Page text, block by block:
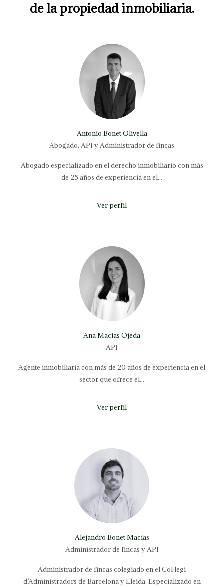
de la propiedad inmobiliaria.
Antonio Bonet Olivella
Abogado, API y Administrador de fincas
Abogado especializado en el derecho inmobiliario con más
de 25 años de experiencia en el...
Ver perfil
Ana Macías Ojeda
API
Agente inmobiliaria con más de 20 años de experiencia en el
sector que ofrece el...
Ver perfil
Alejandro Bonet Macías
Administrador de fincas y API
Administrador de fincas colegiado en el Col·legi
d’Administradors de Barcelona y Lleida. Especializado en